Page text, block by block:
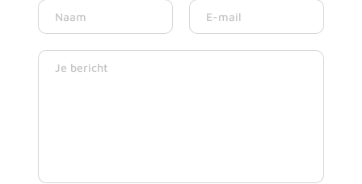
Adviesgesprek
aanvragen
Pensioenadvies